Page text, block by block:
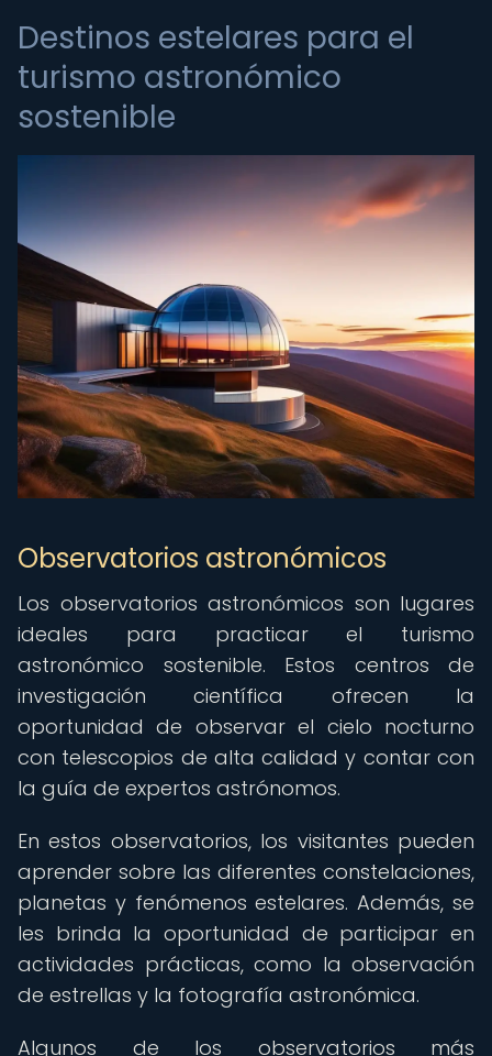
Destinos estelares para el
turismo astronómico
sostenible
Observatorios astronómicos
Los observatorios astronómicos son lugares
ideales para practicar el turismo
astronómico sostenible. Estos centros de
investigación científica ofrecen la
oportunidad de observar el cielo nocturno
con telescopios de alta calidad y contar con
la guía de expertos astrónomos.
En estos observatorios, los visitantes pueden
aprender sobre las diferentes constelaciones,
planetas y fenómenos estelares. Además, se
les brinda la oportunidad de participar en
actividades prácticas, como la observación
de estrellas y la fotografía astronómica.
Algunos de los observatorios más